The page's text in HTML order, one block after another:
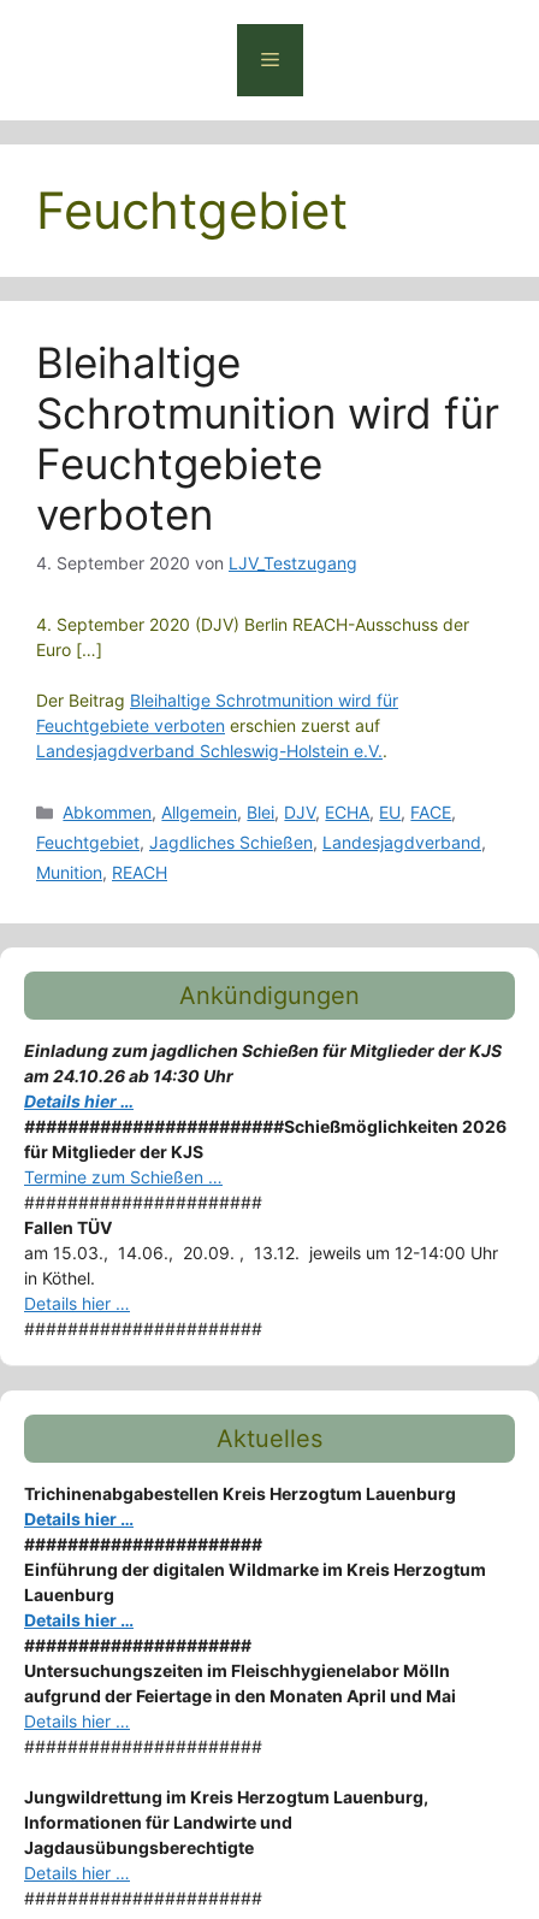
Menü
Feuchtgebiet
Bleihaltige
Schrotmunition wird für
Feuchtgebiete
verboten
4. September 2020 von LJV_Testzugang
4. September 2020 (DJV) Berlin REACH-Ausschuss der
Euro […]
Der Beitrag Bleihaltige Schrotmunition wird für
Feuchtgebiete verboten erschien zuerst auf
Landesjagdverband Schleswig-Holstein e.V..
Kategorien
Abkommen,Allgemein, Blei, DJV, ECHA, EU, FACE,
Feuchtgebiet, Jagdliches Schießen, Landesjagdverband,
Munition, REACH
Ankündigungen
Einladung zum jagdlichen Schießen für Mitglieder der KJS
am 24.10.26 ab 14:30 Uhr
Details hier …
########################Schießmöglichkeiten 2026
für Mitglieder der KJS
Termine zum Schießen …
######################
Fallen TÜV
am 15.03., 14.06., 20.09. , 13.12. jeweils um 12-14:00 Uhr
in Köthel.
Details hier …
######################
Aktuelles
Trichinenabgabestellen Kreis Herzogtum Lauenburg
Details hier …
######################
Einführung der digitalen Wildmarke im Kreis Herzogtum
Lauenburg
Details hier …
#####################
Untersuchungszeiten im Fleischhygienelabor Mölln
aufgrund der Feiertage in den Monaten April und Mai
Details hier …
######################
Jungwildrettung im Kreis Herzogtum Lauenburg,
Informationen für Landwirte und
Jagdausübungsberechtigte
Details hier …
######################